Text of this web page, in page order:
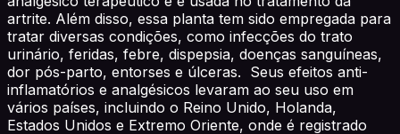
artrite. Além disso, essa planta tem sido empregada para
tratar diversas condições, como infecções do trato
urinário, feridas, febre, dispepsia, doenças sanguíneas,
dor pós-parto, entorses e úlceras. Seus efeitos anti-
inflamatórios e analgésicos levaram ao seu uso em
vários países, incluindo o Reino Unido, Holanda,
Estados Unidos e Extremo Oriente, onde é registrado